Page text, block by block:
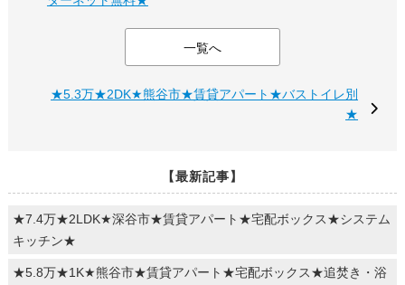
一覧へ
★5.3万★2DK★熊谷市★賃貸アパート★バストイレ別
★
【最新記事】
★7.4万★2LDK★深谷市★賃貸アパート★宅配ボックス★システム
キッチン★
★5.8万★1K★熊谷市★賃貸アパート★宅配ボックス★追焚き・浴